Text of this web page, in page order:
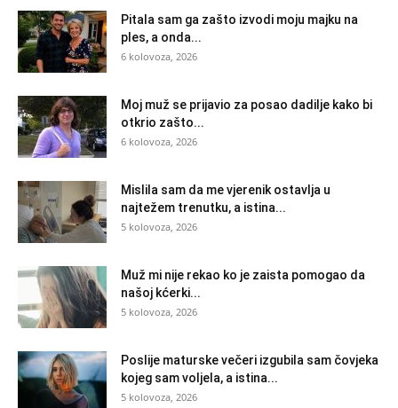
Pitala sam ga zašto izvodi moju majku na
ples, a onda...
6 kolovoza, 2026
Moj muž se prijavio za posao dadilje kako bi
otkrio zašto...
6 kolovoza, 2026
Mislila sam da me vjerenik ostavlja u
najtežem trenutku, a istina...
5 kolovoza, 2026
Muž mi nije rekao ko je zaista pomogao da
našoj kćerki...
5 kolovoza, 2026
Poslije maturske večeri izgubila sam čovjeka
kojeg sam voljela, a istina...
5 kolovoza, 2026